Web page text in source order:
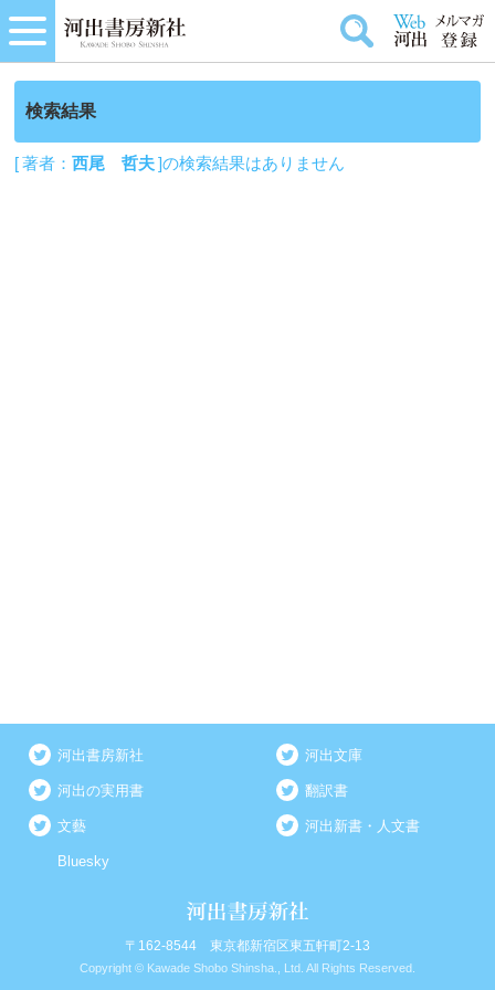
検索結果
[ 著者：西尾 哲夫]の検索結果はありません
河出書房新社 河出文庫
河出の実用書 翻訳書
文藝 河出新書・人文書
Bluesky
〒162-8544 東京都新宿区東五軒町2-13
Copyright © Kawade Shobo Shinsha., Ltd. All Rights Reserved.